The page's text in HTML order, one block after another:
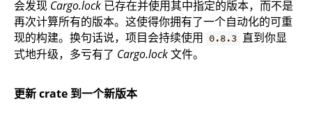
会发现 Cargo.lock 已存在并使用其中指定的版本，而不是
再次计算所有的版本。这使得你拥有了一个自动化的可重
现的构建。换句话说，项目会持续使用 0.8.3 直到你显
式地升级，多亏有了 Cargo.lock文件。
更新 crate 到一个新版本